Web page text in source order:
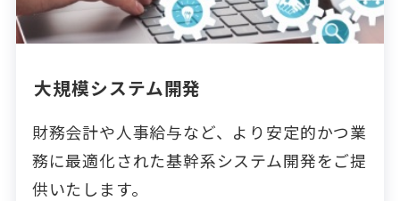
大規模システム開発
財務会計や人事給与など、より安定的かつ業
務に最適化された基幹系システム開発をご提
供いたします。